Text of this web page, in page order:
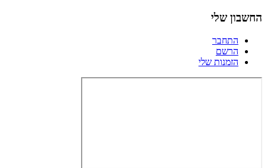
החשבון שלי
התחבר
הרשם
הזמנות שלי